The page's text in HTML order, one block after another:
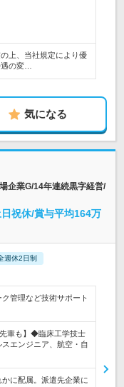
上、当社規定により優
の変…
気になる
企業G/14年連続黒字経営/
祝休/賞与平均164万
週休2日制
管理など技術サポート
先輩も】◆臨床工学技士
エンジニア、航空・自
かに配属。派遣先企業に